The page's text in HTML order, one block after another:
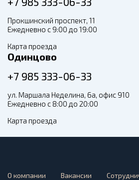
Прокшинский проспект, 11
Ежедневно с 9:00 до 19:00
Карта проезда
Одинцово
+7 985 333-06-33
ул. Маршала Неделина, 6а, офис 910
Ежедневно с 8:00 до 20:00
Карта проезда
О компании Вакансии